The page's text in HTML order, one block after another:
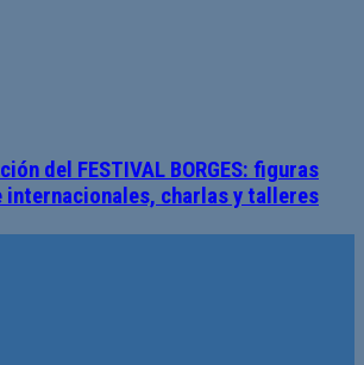
del FESTIVAL BORGES: figuras
internacionales, charlas y talleres